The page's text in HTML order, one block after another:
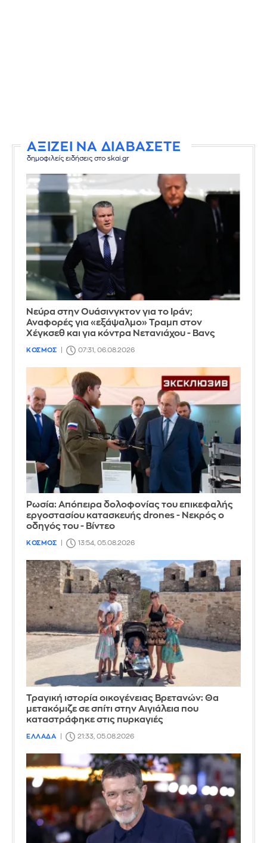
ΑΞΙΖΕΙ ΝΑ ΔΙΑΒΑΣΕΤΕ
δημοφιλείς ειδήσεις στο skai.gr
Νεύρα στην Ουάσινγκτον για το Ιράν;
Αναφορές για «εξάψαλμο» Τραμπ στον
Χέγκσεθ και για κόντρα Νετανιάχου - Βανς
ΚΟΣΜΟΣ 07:31, 06.08.2026
Ρωσία: Απόπειρα δολοφονίας του επικεφαλής
εργοστασίου κατασκευής drones - Νεκρός ο
οδηγός του - Βίντεο
ΚΟΣΜΟΣ 13:54, 05.08.2026
Τραγική ιστορία οικογένειας Βρετανών: Θα
μετακόμιζε σε σπίτι στην Αιγιάλεια που
καταστράφηκε στις πυρκαγιές
ΕΛΛΑΔΑ 21:33, 05.08.2026